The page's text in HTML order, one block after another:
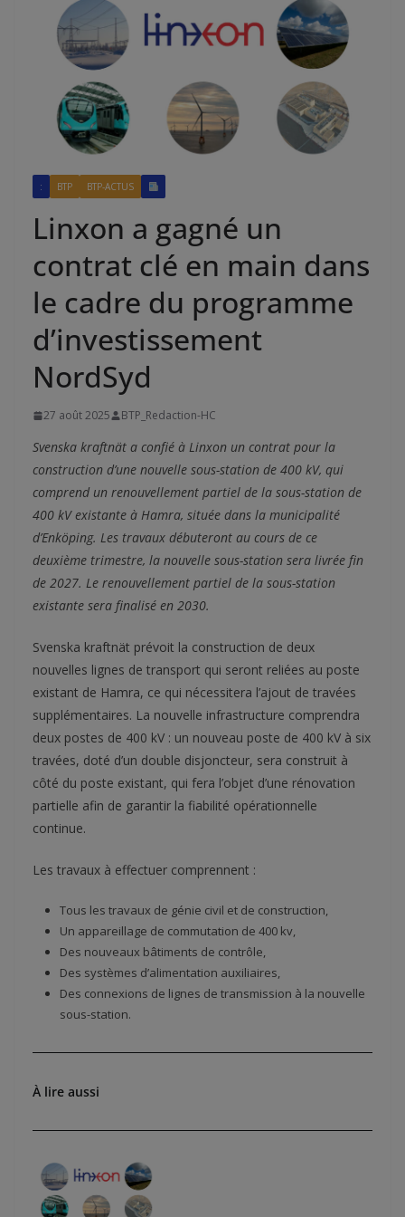
: BTP BTP-ACTUS
Linxon a gagné un
contrat clé en main dans
le cadre du programme
d’investissement
NordSyd
27 août 2025 BTP_Redaction-HC
Svenska kraftnät a confié à Linxon un contrat pour la
construction d’une nouvelle sous-station de 400 kV, qui
comprend un renouvellement partiel de la sous-station de
400 kV existante à Hamra, située dans la municipalité
d’Enköping. Les travaux débuteront au cours de ce
deuxième trimestre, la nouvelle sous-station sera livrée fin
de 2027. Le renouvellement partiel de la sous-station
existante sera finalisé en 2030.
Svenska kraftnät prévoit la construction de deux
nouvelles lignes de transport qui seront reliées au poste
existant de Hamra, ce qui nécessitera l’ajout de travées
supplémentaires. La nouvelle infrastructure comprendra
deux postes de 400 kV : un nouveau poste de 400 kV à six
travées, doté d’un double disjoncteur, sera construit à
côté du poste existant, qui fera l’objet d’une rénovation
partielle afin de garantir la fiabilité opérationnelle
continue.
Les travaux à effectuer comprennent :
Tous les travaux de génie civil et de construction,
Un appareillage de commutation de 400 kv,
Des nouveaux bâtiments de contrôle,
Des systèmes d’alimentation auxiliaires,
Des connexions de lignes de transmission à la nouvelle
sous-station.
À lire aussi